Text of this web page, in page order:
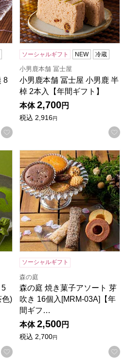
8
お気に入りに登録する
ソーシャルギフト NEW 冷蔵
小男鹿本舗 冨士屋
小男鹿本舗 冨士屋 小男鹿 半
棹 2本入【年間ギフト】
本体 2,700円
税込 2,916円
5個入り(風呂敷包あり:抹茶色) 1箱
5
色)
お気に入りに登録する
森の庭 焼き菓子アソート 芽
ソーシャルギフト
森の庭
森の庭 焼き菓子アソート 芽
吹き 16個入[MRM-03A]【年
間ギフ…
本体 2,500円
税込 2,700円